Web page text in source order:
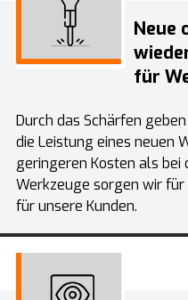
Neue
für
Durch das Schärfen
die Leistung eines neuen
geringeren Kosten als
Werkzeuge sorgen wir
für unsere Kunden.